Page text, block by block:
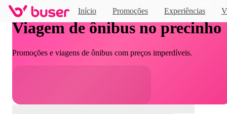
Início Promoções Experiências
Viagem de ônibus no precinho
Promoções e viagens de ônibus com preços imperdíveis.